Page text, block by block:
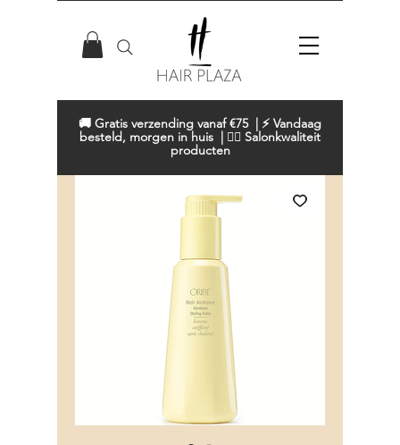
🚚 Gratis verzending vanaf €75 | ⚡ Vandaag
besteld, morgen in huis | 💇‍♀️ Salonkwaliteit
producten